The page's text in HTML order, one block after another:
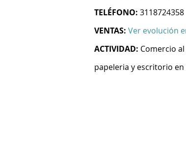
TELÉFONO: 3118724358
VENTAS: Ver evolución
ACTIVIDAD: Comercio
papeleria y escritorio